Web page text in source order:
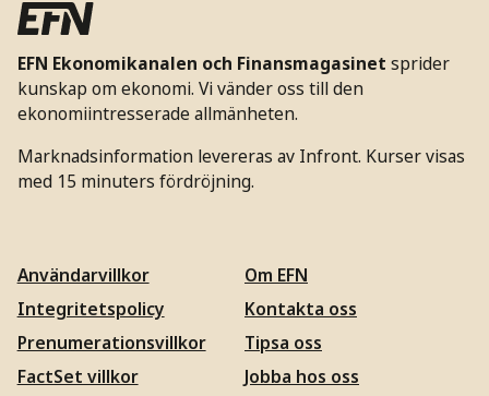
EFN Ekonomikanalen och Finansmagasinet sprider
kunskap om ekonomi. Vi vänder oss till den
ekonomiintresserade allmänheten.
Marknadsinformation levereras av Infront. Kurser visas
med 15 minuters fördröjning.
Användarvillkor
Integritetspolicy
Prenumerationsvillkor
FactSet villkor
Om EFN
Kontakta oss
Tipsa oss
Jobba hos oss